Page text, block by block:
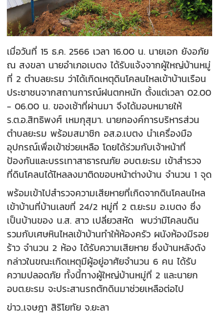
เมื่อวันที่ 15 ธ.ค. 2566 เวลา 16.00 น. นายเอก ยังอภัย
ณ สงขลา นายอำเภอเบตง ได้รับแจ้งจากผู้ใหญ่บ้านหมู่
ที่ 2 ตำบลยะรม ว่าได้เกิดเหตุดินโคลนไหลเข้าบ้านเรือน
ประชาชนจากสถานการณ์ฝนตกหนัก ตั้งแต่เวลา 02.00
- 06.00 น. ของเช้าที่ผ่านมา จึงได้มอบหมายให้
ร.ต.อ.สิทธิพงศ์ เหมกุสุมา. นายกองค์การบริหารส่วน
ตำบลยะรม พร้อมสมาชิก อส.อ.เบตง นำเครื่องมือ
อุปกรณ์เพื่อเข้าช่วยเหลือ โดยได้ร่วมกับเจ้าหน้าที่
ป้องกันและบรรเทาสาธารณภัย อบต.ยะรม เข้าสำรวจ
ที่ดินโคลนได้ไหลลงมาติดขอบหน้าต่างบ้าน จำนวน 1 จุด
พร้อมเข้าไปสำรวจความเสียหายที่เกิดจากดินโคลนไหล
เข้าบ้านที่บ้านเลขที่ 24/2 หมู่ที่ 2 ต.ยะรม อ.เบตง ซึ่ง
เป็นบ้านของ น.ส. สาว เปลี่ยวสหัด พบว่ามีโคลนดิน
รวมกับเศษหินไหลเข้าบ้านทำให้ห้องครัว ผนังห้องมีรอย
ร้าว จำนวน 2 ห้อง ได้รับความเสียหาย ซึ่งบ้านหลังดัง
กล่าวในขณะเกิดเหตุมีผู้อยู่อาศัยจำนวน 6 คน ได้รับ
ความปลอดภัย ทั้งนี้ทางผู้ใหญ่บ้านหมู่ที่ 2 และนายก
อบต.ยะรม จะประสานรถตักดินมาช่วยเหลือต่อไป
ข่าว..เจษฎา สิริโยทัย จ.ยะลา